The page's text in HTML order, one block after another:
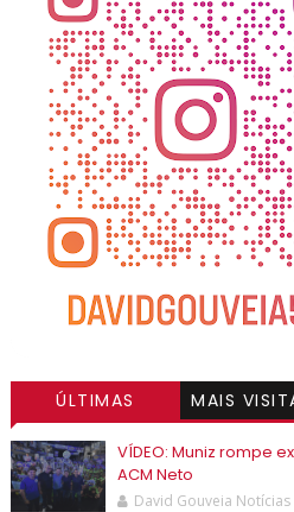
ÚLTIMAS MAIS
VÍDEO: Muniz rompe
ACM Neto
David Gouveia Notícias